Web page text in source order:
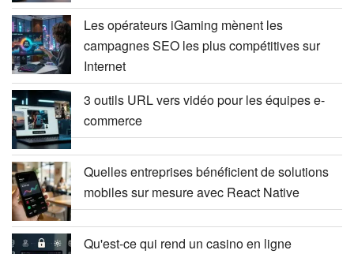
Les opérateurs iGaming mènent les
campagnes SEO les plus compétitives sur
Internet
3 outils URL vers vidéo pour les équipes e-
commerce
Quelles entreprises bénéficient de solutions
mobiles sur mesure avec React Native
Qu'est-ce qui rend un casino en ligne